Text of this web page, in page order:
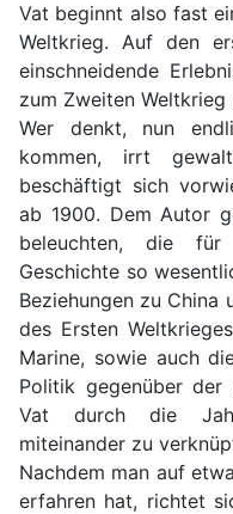
Vat beginnt also fast
Weltkrieg. Auf den
einschneidende
zum Zweiten Weltkrieg
Wer denkt, nun
kommen, irrt
beschäftigt sich
ab 1900. Dem Autor
beleuchten, die
Geschichte so
Beziehungen zu China
des Ersten
Marine, sowie auch
Politik gegenüber
Vat durch die
miteinander zu
Nachdem man auf
erfahren hat, richtet